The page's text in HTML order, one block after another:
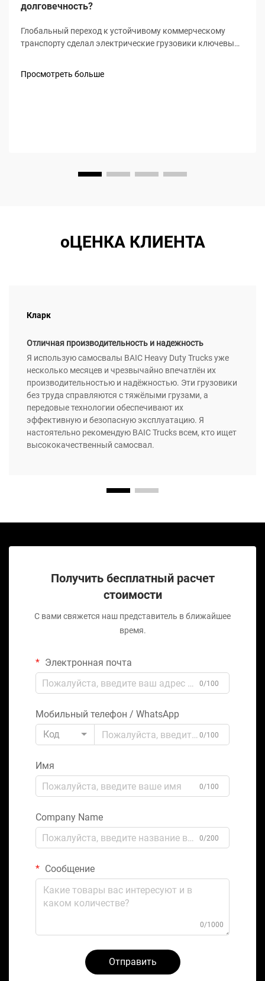
долговечность?
Глобальный переход к устойчивому коммерческому
транспорту сделал электрические грузовики ключевым
длительный срок службы выступают двумя
Просмотреть больше
оЦЕНКА КЛИЕНТА
Кларк
Отличная производительность и надежность
Я использую самосвалы BAIC Heavy Duty Trucks уже
несколько месяцев и чрезвычайно впечатлён их
производительностью и надёжностью. Эти грузовики
без труда справляются с тяжёлыми грузами, а
передовые технологии обеспечивают их
эффективную и безопасную эксплуатацию. Я
настоятельно рекомендую BAIC Trucks всем, кто ищет
высококачественный самосвал.
Получить бесплатный расчет
стоимости
С вами свяжется наш представитель в ближайшее
время.
Электронная почта
0/100
Мобильный телефон / WhatsApp
Код
0/100
Имя
0/100
Company Name
0/200
Сообщение
0/1000
Отправить